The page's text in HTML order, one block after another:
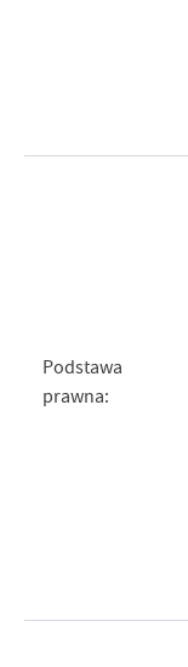
Podstawa
prawna: